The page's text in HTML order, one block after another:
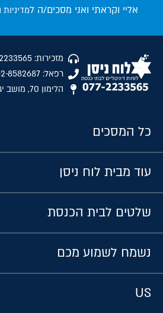
אליי וקראתי ואני מסכים/ה ל
מזכירות: 077-2233565
רפאל: 052-8582687
הלימון 70, מושב יגל
כל המסכים
עוד מבית לוח ניסן
שלטים לבית הכנסת
נשמח לשמוע מכם
US